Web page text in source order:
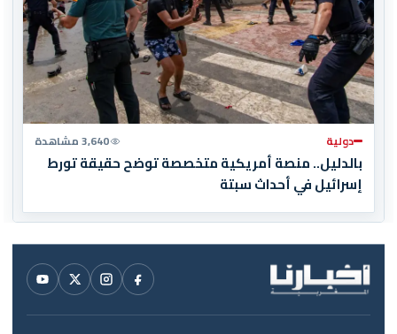
دولية 3,640 مشاهدة
بالدليل.. منصة أمريكية متخصصة توضح حقيقة تورط
إسرائيل في أحداث سبتة